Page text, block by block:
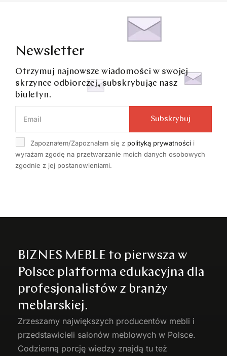
Newsletter
Otrzymuj najnowsze wiadomości w swojej
skrzynce odbiorczej, subskrybując nasz
biuletyn.
Zapoznałem/Zapoznałam się z polityką prywatności i
wyrażam zgodę na przetwarzanie moich danych osobowych
zgodnie z jej postanowieniami.
Subskrybuj
BIZNES MEBLE to pierwsza w
Polsce platforma edukacyjna dla
profesjonalistów z branży
meblarskiej.
Zrzeszamy największych producentów mebli i
przedstawicieli salonów meblowych w Polsce.
Codzienną porcję wiedzy znajdą tu też